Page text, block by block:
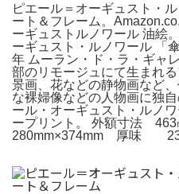
ピエール＝オーギュスト・
ート＆フレーム。
ーギュストルノワール 油絵
ーギュスト・ルノワール 「
年 ムーラン・ド・ラ・ギャ
部のリモージュにて生まれ
景画、花などの静物画など
な裸婦像などの人物画に独
ール・オーギュスト・ルノ
ープリント。 外額寸法
280mm×374mm 厚味 23